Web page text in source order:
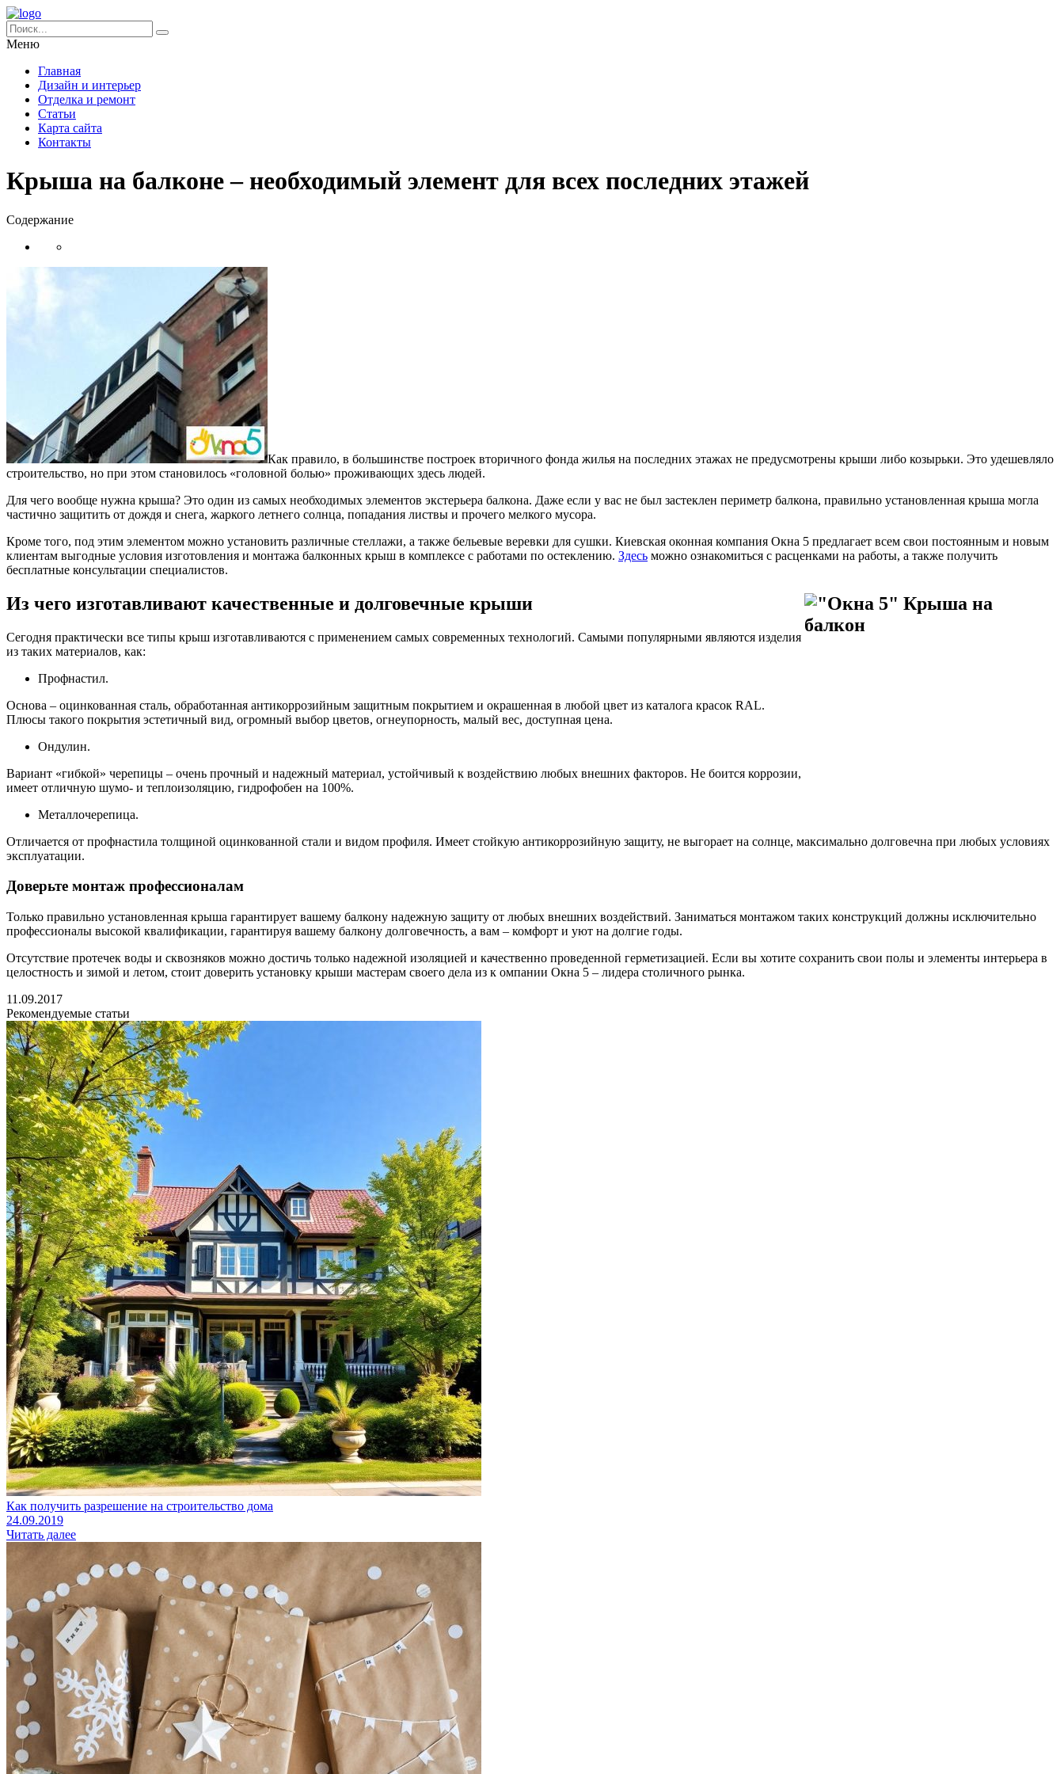
Меню
Главная
Дизайн и интерьер
Отделка и ремонт
Статьи
Карта сайта
Контакты
Крыша на балконе – необходимый элемент для всех последних этажей
Содержание
Как правило, в большинстве построек вторичного фонда жилья на последних этажах не предусмотрены крыши либо козырьки. Это удешевляло
строительство, но при этом становилось «головной болью» проживающих здесь людей.
Для чего вообще нужна крыша? Это один из самых необходимых элементов экстерьера балкона. Даже если у вас не был застеклен периметр балкона, правильно установленная крыша могла
частично защитить от дождя и снега, жаркого летнего солнца, попадания листвы и прочего мелкого мусора.
Кроме того, под этим элементом можно установить различные стеллажи, а также бельевые веревки для сушки. Киевская оконная компания Окна 5 предлагает всем свои постоянным и новым
клиентам выгодные условия изготовления и монтажа балконных крыш в комплексе с работами по остеклению. Здесь можно ознакомиться с расценками на работы, а также получить
бесплатные консультации специалистов.
Из чего изготавливают качественные и долговечные крыши
Сегодня практически все типы крыш изготавливаются с применением самых современных технологий. Самыми популярными являются изделия
из таких материалов, как:
Профнастил.
Основа – оцинкованная сталь, обработанная антикоррозийным защитным покрытием и окрашенная в любой цвет из каталога красок RAL.
Плюсы такого покрытия эстетичный вид, огромный выбор цветов, огнеупорность, малый вес, доступная цена.
Ондулин.
Вариант «гибкой» черепицы – очень прочный и надежный материал, устойчивый к воздействию любых внешних факторов. Не боится коррозии,
имеет отличную шумо- и теплоизоляцию, гидрофобен на 100%.
Металлочерепица.
Отличается от профнастила толщиной оцинкованной стали и видом профиля. Имеет стойкую антикоррозийную защиту, не выгорает на солнце, максимально долговечна при любых условиях
эксплуатации.
Доверьте монтаж профессионалам
Только правильно установленная крыша гарантирует вашему балкону надежную защиту от любых внешних воздействий. Заниматься монтажом таких конструкций должны исключительно
профессионалы высокой квалификации, гарантируя вашему балкону долговечность, а вам – комфорт и уют на долгие годы.
Отсутствие протечек воды и сквозняков можно достичь только надежной изоляцией и качественно проведенной герметизацией. Если вы хотите сохранить свои полы и элементы интерьера в
целостность и зимой и летом, стоит доверить установку крыши мастерам своего дела из к омпании Окна 5 – лидера столичного рынка.
11.09.2017
Рекомендуемые статьи
Как получить разрешение на строительство дома
24.09.2019
Читать далее